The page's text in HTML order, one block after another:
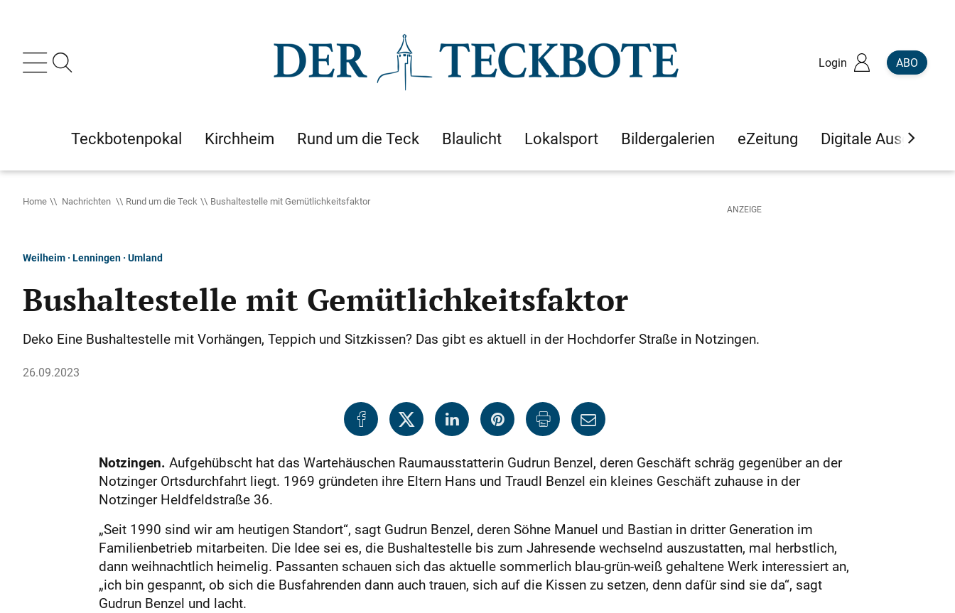
Login ABO
Teckbotenpokal Kirchheim Rund um die Teck Blaulicht Lokalsport Bildergalerien eZeitung Digitale Ausgaben
Home Nachrichten Rund um die Teck Bushaltestelle mit Gemütlichkeitsfaktor
Weilheim · Lenningen · Umland
Bushaltestelle mit Gemütlichkeitsfaktor
Deko Eine Bushaltestelle mit Vorhängen, Teppich und Sitzkissen? Das gibt es aktuell in der Hochdorfer Straße in Notzingen.
26.09.2023
Notzingen. Aufgehübscht hat das Wartehäuschen Raumausstatterin Gudrun Benzel, deren Geschäft schräg gegenüber an der
Notzinger Ortsdurchfahrt liegt. 1969 gründeten ihre Eltern Hans und Traudl Benzel ein kleines Geschäft zuhause in der
Notzinger Heldfeldstraße 36.
„Seit 1990 sind wir am heutigen Standort“, sagt Gudrun Benzel, deren Söhne Manuel und Bastian in dritter Generation im
Familienbetrieb mitarbeiten. Die Idee sei es, die Bushaltestelle bis zum Jahresende wechselnd auszustatten, mal herbstlich,
dann weihnachtlich heimelig. Passanten schauen sich das aktuelle sommerlich blau-grün-weiß gehaltene Werk interessiert an,
„ich bin gespannt, ob sich die Busfahrenden dann auch trauen, sich auf die Kissen zu setzen, denn dafür sind sie da“, sagt
Gudrun Benzel und lacht.